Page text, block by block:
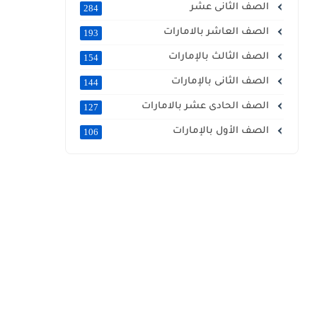
الصف الثانى عشر 284
الصف العاشر بالامارات 193
الصف الثالث بالإمارات 154
الصف الثانى بالإمارات 144
الصف الحادى عشر بالامارات 127
الصف الأول بالإمارات 106